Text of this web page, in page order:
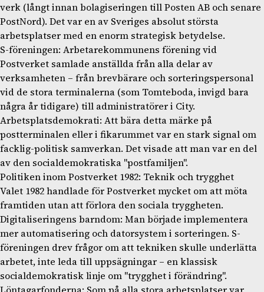
verk (långt innan bolagiseringen till Posten AB och senare
PostNord). Det var en av Sveriges absolut största
arbetsplatser med en enorm strategisk betydelse.
S-föreningen: Arbetarekommunens förening vid
Postverket samlade anställda från alla delar av
verksamheten – från brevbärare och sorteringspersonal
vid de stora terminalerna (som Tomteboda, invigd bara
några år tidigare) till administratörer i City.
Arbetsplatsdemokrati: Att bära detta märke på
postterminalen eller i fikarummet var en stark signal om
facklig-politisk samverkan. Det visade att man var en del
av den socialdemokratiska "postfamiljen".
Politiken inom Postverket 1982: Teknik och trygghet
Valet 1982 handlade för Postverket mycket om att möta
framtiden utan att förlora den sociala tryggheten.
Digitaliseringens barndom: Man började implementera
mer automatisering och datorsystem i sorteringen. S-
föreningen drev frågor om att tekniken skulle underlätta
arbetet, inte leda till uppsägningar – en klassisk
socialdemokratisk linje om "trygghet i förändring".